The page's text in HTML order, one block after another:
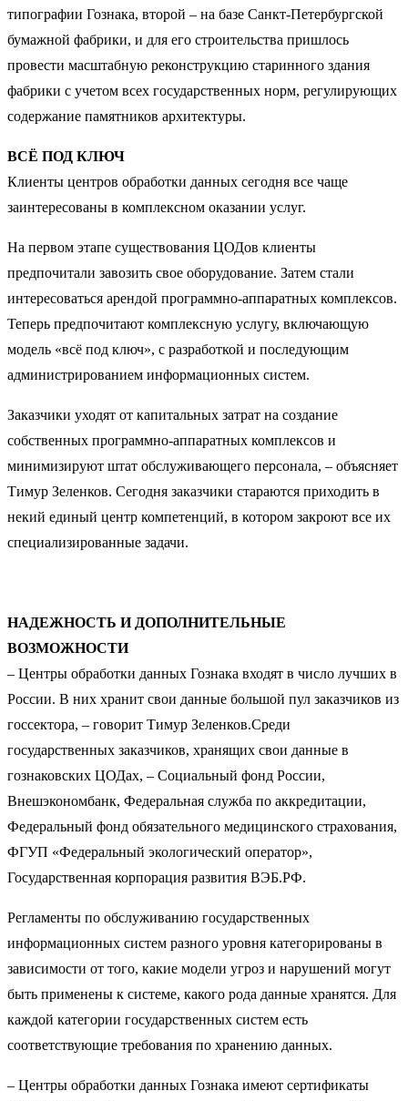
типографии Гознака, второй – на базе Санкт-Петербургской
бумажной фабрики, и для его строительства пришлось
провести масштабную реконструкцию старинного здания
фабрики с учетом всех государственных норм, регулирующих
содержание памятников архитектуры.
ВСЁ ПОД КЛЮЧ
Клиенты центров обработки данных сегодня все чаще
заинтересованы в комплексном оказании услуг.
На первом этапе существования ЦОДов клиенты
предпочитали завозить свое оборудование. Затем стали
интересоваться арендой программно-аппаратных комплексов.
Теперь предпочитают комплексную услугу, включающую
модель «всё под ключ», с разработкой и последующим
администрированием информационных систем.
Заказчики уходят от капитальных затрат на создание
собственных программно-аппаратных комплексов и
минимизируют штат обслуживающего персонала, – объясняет
Тимур Зеленков. Сегодня заказчики стараются приходить в
некий единый центр компетенций, в котором закроют все их
специализированные задачи.
НАДЕЖНОСТЬ И ДОПОЛНИТЕЛЬНЫЕ
ВОЗМОЖНОСТИ
– Центры обработки данных Гознака входят в число лучших в
России. В них хранит свои данные большой пул заказчиков из
госсектора, – говорит Тимур Зеленков.Среди
государственных заказчиков, хранящих свои данные в
гознаковских ЦОДах, – Социальный фонд России,
Внешэкономбанк, Федеральная служба по аккредитации,
Федеральный фонд обязательного медицинского страхования,
ФГУП «Федеральный экологический оператор»,
Государственная корпорация развития ВЭБ.РФ.
Регламенты по обслуживанию государственных
информационных систем разного уровня категорированы в
зависимости от того, какие модели угроз и нарушений могут
быть применены к системе, какого рода данные хранятся. Для
каждой категории государственных систем есть
соответствующие требования по хранению данных.
– Центры обработки данных Гознака имеют сертификаты